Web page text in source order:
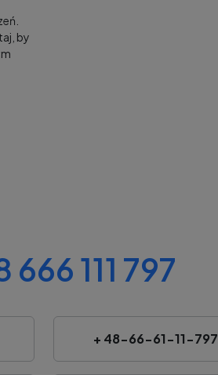
by
666 111 797
+ 48-66-61-11-797